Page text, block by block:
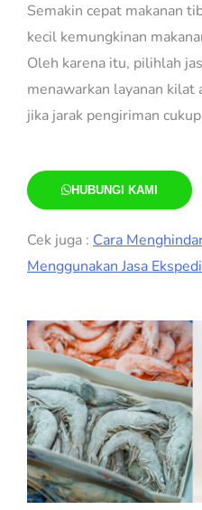
Semakin cepat makanan
kecil kemungkinan
Oleh karena itu, pilihlah
menawarkan layanan
jika jarak pengiriman
HUBUNGI KAMI
Cek juga : Cara
Menggunakan Jasa